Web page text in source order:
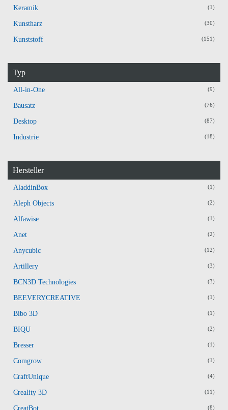
Keramik (1)
Kunstharz (30)
Kunststoff (151)
Typ
All-in-One (9)
Bausatz (76)
Desktop (87)
Industrie (18)
Hersteller
AladdinBox (1)
Aleph Objects (2)
Alfawise (1)
Anet (2)
Anycubic (12)
Artillery (3)
BCN3D Technologies (3)
BEEVERYCREATIVE (1)
Bibo 3D (1)
BIQU (2)
Bresser (1)
Comgrow (1)
CraftUnique (4)
Creality 3D (11)
CreatBot (8)